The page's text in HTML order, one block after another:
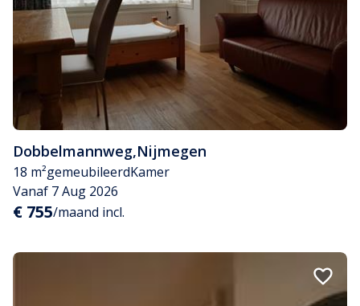
Dobbelmannweg,Nijmegen
18 m²gemeubileerdKamer
Vanaf 7 Aug 2026
€ 755/maand incl.